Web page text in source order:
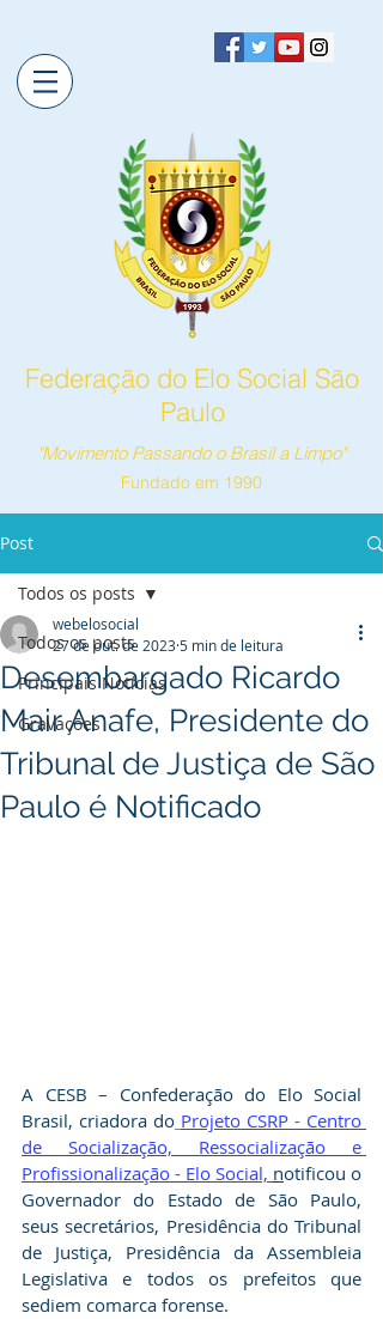
Federação do Elo Social São
Paulo
"Movimento Passando o Brasil a Limpo"
Fundado em 1990
Post
Todos os posts
Principais Notícias
Gravações
Todos os posts
Desembargado Ricardo
Mair Anafe, Presidente do
Tribunal de Justiça de São
Paulo é Notificado
webelosocial
27 de out. de 20235 min de leitura
A CESB – Confederação do Elo Social
Brasil, criadora do Projeto CSRP - Centro
de Socialização, Ressocialização e
Profissionalização - Elo Social, notificou o
Governador do Estado de São Paulo,
seus secretários, Presidência do Tribunal
de Justiça, Presidência da Assembleia
Legislativa e todos os prefeitos que
sediem comarca forense.